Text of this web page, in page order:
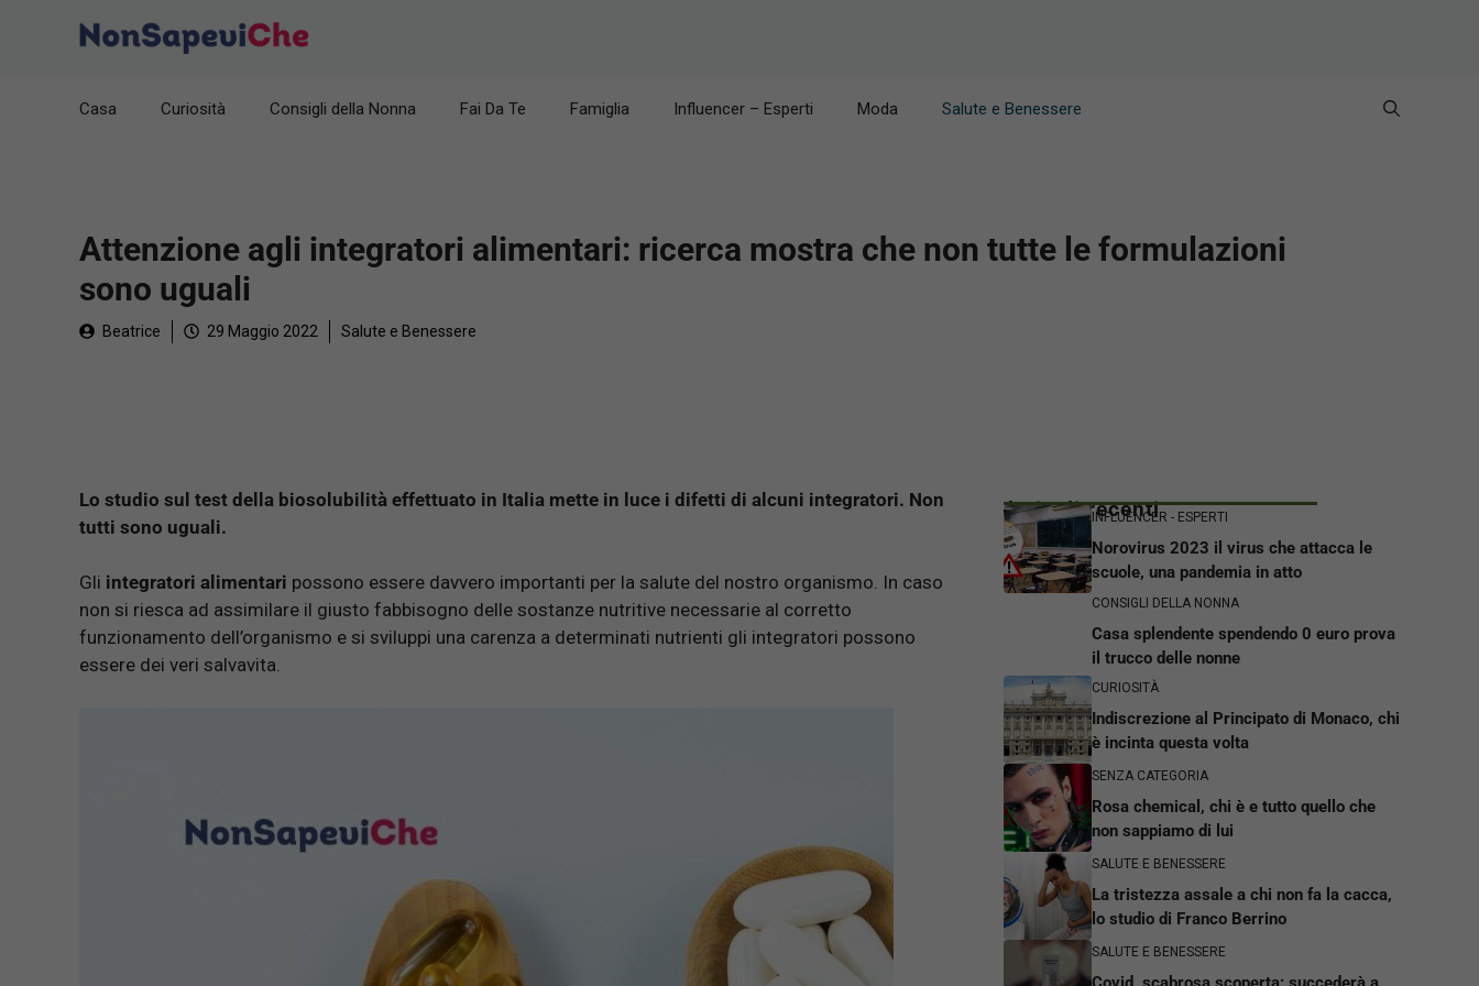
Casa Curiosità Consigli della Nonna Fai Da Te Famiglia Influencer – Esperti Moda Salute e Benessere
Attenzione agli integratori alimentari: ricerca mostra che non tutte le formulazioni
sono uguali
Beatrice 29 Maggio 2022 Salute e Benessere
Lo studio sul test della biosolubilità effettuato in Italia mette in luce i difetti di alcuni integratori. Non
tutti sono uguali.
Gli integratori alimentari possono essere davvero importanti per la salute del nostro organismo. In caso
non si riesca ad assimilare il giusto fabbisogno delle sostanze nutritive necessarie al corretto
funzionamento dell’organismo e si sviluppi una carenza a determinati nutrienti gli integratori possono
essere dei veri salvavita.
Articoli recentiINFLUENCER - ESPERTI
Norovirus 2023 il virus che attacca le
scuole, una pandemia in atto
CONSIGLI DELLA NONNA
Casa splendente spendendo 0 euro prova
il trucco delle nonne
CURIOSITÀ
Indiscrezione al Principato di Monaco, chi
è incinta questa volta
SENZA CATEGORIA
Rosa chemical, chi è e tutto quello che
non sappiamo di lui
SALUTE E BENESSERE
La tristezza assale a chi non fa la cacca,
lo studio di Franco Berrino
SALUTE E BENESSERE